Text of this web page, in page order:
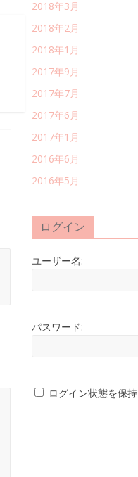
2018年3月
2018年2月
2018年1月
2017年9月
2017年7月
2017年6月
2017年1月
2016年6月
2016年5月
ログイン
ユーザー名:
パスワード:
ログイン状態を保持